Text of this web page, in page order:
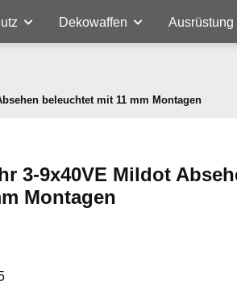
Dekowaffen Ausrüstung
beleuchtet mit 11 mm Montagen
3-9x40VE Mildot
Montagen